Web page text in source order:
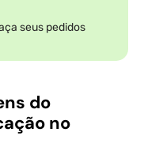
seus pedidos
do
no